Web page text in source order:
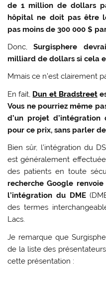
de 1 million de dollars
hôpital ne doit pas être
pas moins de 300 000 $
Donc,Surgisphere
milliard de dollars si cela
Mmais ce n’est clairement
En fait, Dun et Bradstreet
Vous ne pourriez même
d’un projet
pour ce prix, sans parler
Bien sûr, l’intégration du
est généralement
des patients en toute
recherche Google
l’intégration du DME
des termes
Lacs.
Je remarque que
de la liste des
cette présentation :